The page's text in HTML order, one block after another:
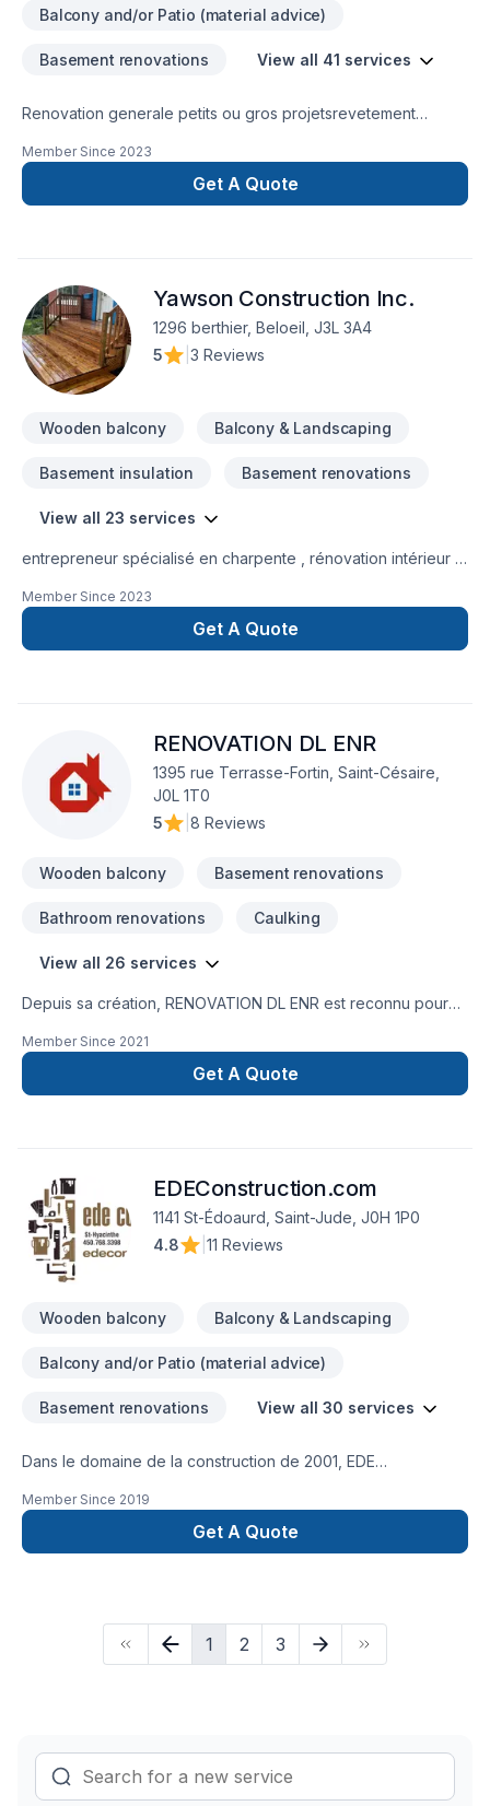
Balcony and/or Patio (material advice)
Basement renovations View all 41 services
Renovation generale petits ou gros projetsrevetement
bainagrandissementveranda patio
Member Since 2023
Get A Quote
Yawson Construction Inc.
1296 berthier, Beloeil, J3L 3A4
5
3 Reviews
Wooden balcony Balcony & Landscaping
Basement insulation Basement renovations
View all 23 services
entrepreneur spécialisé en charpente , rénovation intérieur ,
intérieurPlancher , sous plancher ponctuel et efficace a votre
Member Since 2023
Get A Quote
RENOVATION DL ENR
1395 rue Terrasse-Fortin, Saint-Césaire,
J0L 1T0
5
8 Reviews
Wooden balcony Basement renovations
Bathroom renovations Caulking
View all 26 services
Depuis sa création, RENOVATION DL ENR est reconnu pour
Cuisine, Démolition, Gouttières, Gypse, Insonorisation,
Isolation sous-sol,Isolation mur, Patio, Peinture, Peinture
extérieur, Plancher, Revêtement extérieur, Salle de bain,
exigences, vos délais et votre vision. Confiez votre projet à
une équipe qui a à cœur votre satisfaction.
Member Since 2021
Get A Quote
EDEConstruction.com
1141 St-Édoaurd, Saint-Jude, J0H 1P0
4.8
11 Reviews
Wooden balcony Balcony & Landscaping
Balcony and/or Patio (material advice)
Basement renovations View all 30 services
Dans le domaine de la construction de 2001, EDE
pour les travaux de rénovations de toutes sortes.
Member Since 2019
Get A Quote
1 2 3